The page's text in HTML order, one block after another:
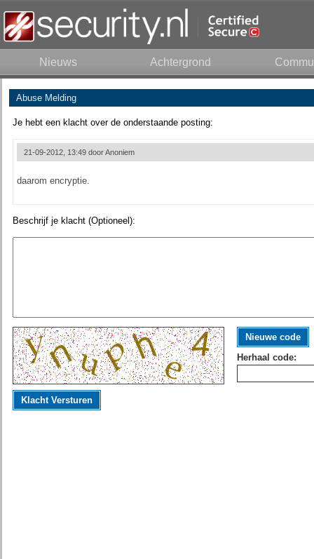
Nieuws Achtergrond
Abuse Melding
Je hebt een klacht over de onderstaande posting:
21-09-2012, 13:49 doorAnoniem
daarom encryptie.
Beschrijf je klacht (Optioneel):
Nieuwe code
Herhaal code:
Klacht Versturen